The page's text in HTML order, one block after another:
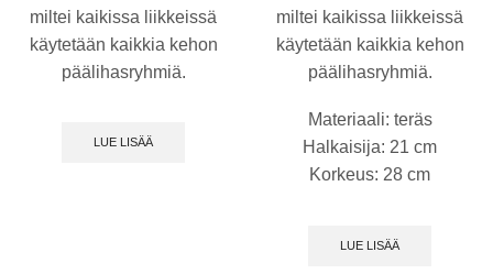
miltei kaikissa liikkeissä
käytetään kaikkia kehon
päälihasryhmiä.
LUE LISÄÄ
miltei kaikissa liikkeissä
käytetään kaikkia kehon
päälihasryhmiä.
Materiaali: teräs
Halkaisija: 21 cm
Korkeus: 28 cm
LUE LISÄÄ